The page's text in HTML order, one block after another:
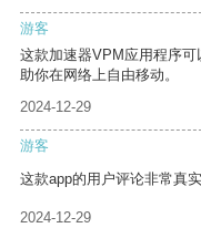
游客
这款加速器VPM应用程序
助你在网络上自由移动。
2024-12-29
游客
这款app的用户评论非常真
2024-12-29